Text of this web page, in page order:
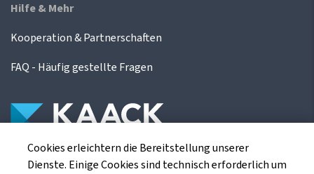
Hilfe & Mehr
Kooperation & Partnerschaften
FAQ - Häufig gestellte Fragen
Die Kaack Terminhandel GmbH ist ein
Cookies erleichtern die Bereitstellung unserer
Dienste. Einige Cookies sind technisch erforderlich um